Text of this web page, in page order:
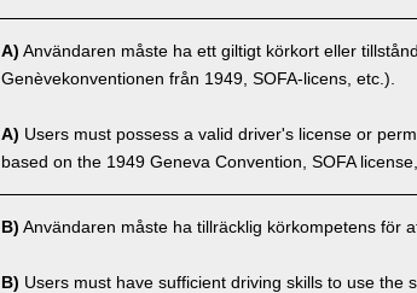
A) Användaren måste ha ett giltigt körkort eller
Genèvekonventionen från 1949, SOFA-licens, etc.).
A) Users must possess a valid driver's license or
based on the 1949 Geneva Convention, SOFA
B) Användaren måste ha tillräcklig körkompetens för
B) Users must have sufficient driving skills to use the